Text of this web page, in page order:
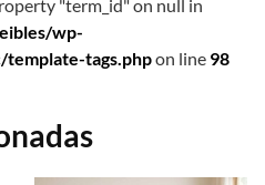
"term_id" on null in
wp-
tags.phpon line 98